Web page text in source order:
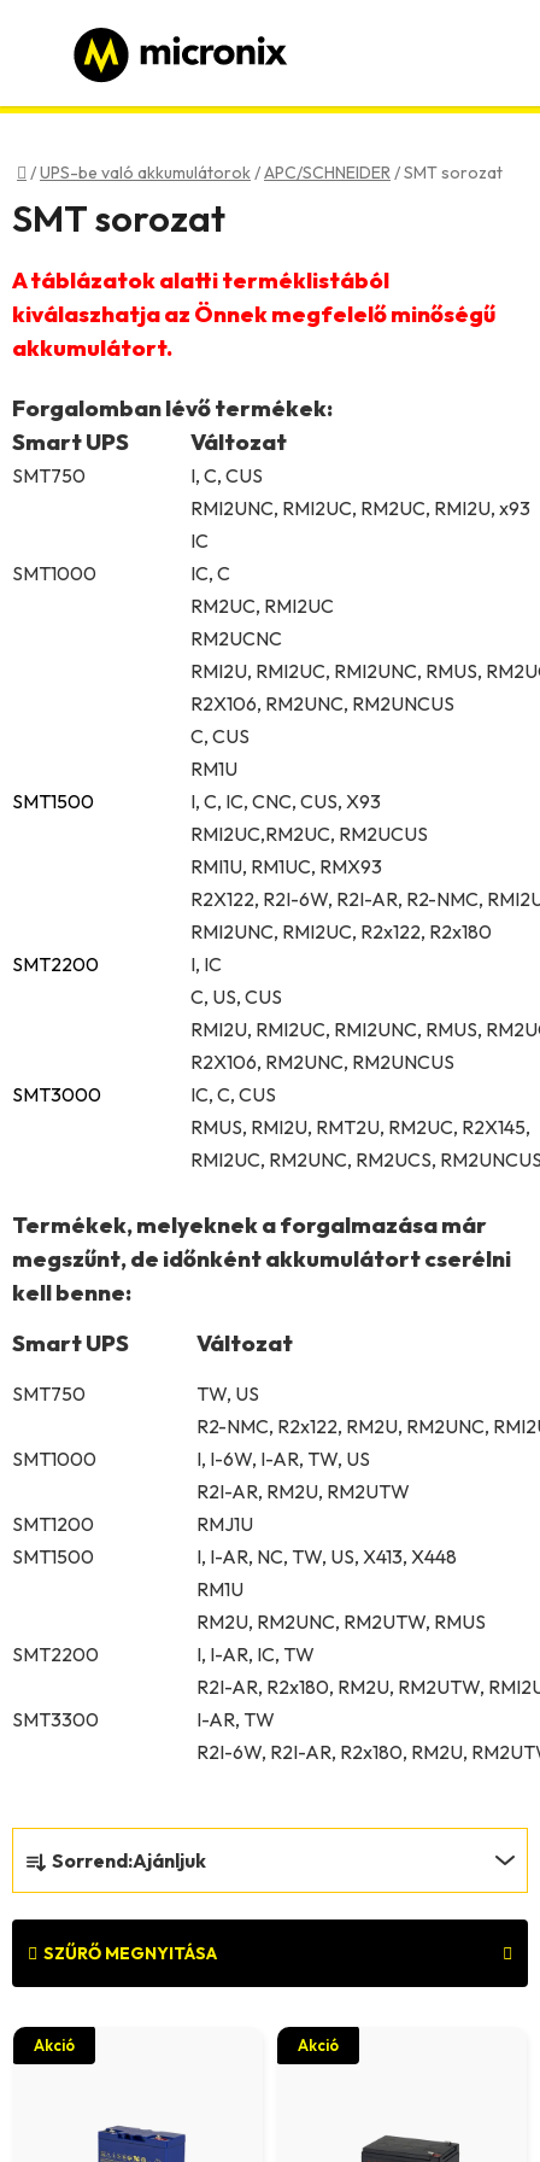
tartalomhoz
Kezdőlap
/UPS-be való akkumulátorok/APC/SCHNEIDER/SMT sorozat
SMT sorozat
A táblázatok alatti terméklistából
kiválaszhatja az Önnek megfelelő minőségű
akkumulátort.
Forgalomban lévő termékek:
Smart UPS
Változat
SMT750
I, C, CUS
RMI2UNC, RMI2UC, RM2UC, RMI2U, x93
IC
SMT1000
IC, C
RM2UC, RMI2UC
RM2UCNC
RMI2U, RMI2UC, RMI2UNC, RMUS,
R2X106, RM2UNC, RM2UNCUS
C, CUS
RM1U
SMT1500
I, C, IC, CNC, CUS, X93
RMI2UC,RM2UC, RM2UCUS
RMI1U, RM1UC, RMX93
R2X122, R2I-6W, R2I-AR, R2-NMC,
RMI2UNC, RMI2UC, R2x122, R2x180
SMT2200
I, IC
C, US, CUS
RMI2U, RMI2UC, RMI2UNC, RMUS,
R2X106, RM2UNC, RM2UNCUS
SMT3000
IC, C, CUS
RMUS, RMI2U, RMT2U, RM2UC, R2X145,
RMI2UC, RM2UNC, RM2UCS,
Termékek, melyeknek aforgalmazása már
megszűnt, de időnként akkumulátort cserélni
kell benne:
Smart UPS
Változat
SMT750
TW, US
R2-NMC, R2x122, RM2U, RM2UNC,
SMT1000
I, I-6W, I-AR, TW, US
R2I-AR, RM2U, RM2UTW
SMT1200
RMJ1U
SMT1500
I, I-AR, NC, TW, US, X413, X448
RM1U
RM2U, RM2UNC, RM2UTW, RMUS
SMT2200
I, I-AR, IC, TW
R2I-AR, R2x180, RM2U, RM2UTW,
SMT3300
I-AR, TW
R2I-6W, R2I-AR, R2x180, RM2U,
T
e
r
m
k
Sorrend:Ajánljuk
SZŰRŐ MEGNYITÁSA
T
e
Akció Akció